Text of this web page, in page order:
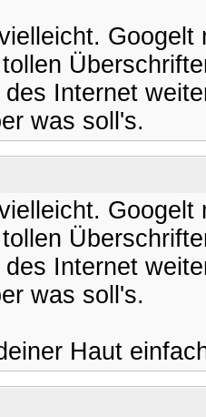
Internet
was soll's.
Internet
was soll's.
Haut